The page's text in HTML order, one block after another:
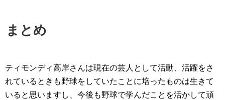
まとめ
ティモンディ高岸さんは現在の芸人として活動、活躍をさ
れているときも野球をしていたことに培ったものは生きて
いると思いますし、今後も野球で学んだことを活かして頑